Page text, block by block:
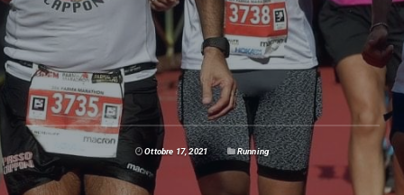
Ottobre 17, 2021 Running